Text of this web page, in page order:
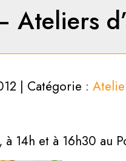
| Catégorie :
14h et à 16h30 au